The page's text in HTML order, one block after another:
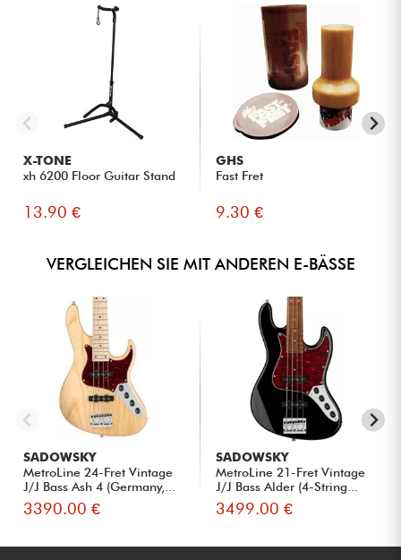
X-TONE
xh 6200 Floor Guitar Stand
13.90 €
GHS
Fast Fret
9.30 €
VERGLEICHEN SIE MIT ANDEREN E-BÄSSE
SADOWSKY
MetroLine 24-Fret Vintage
J/J Bass Ash 4 (Germany,...
3390.00 €
SADOWSKY
MetroLine 21-Fret Vintage
J/J Bass Alder (4-String...
3499.00 €